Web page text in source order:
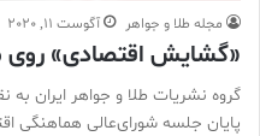
مجله طلا و جواهر آگوست 11, 2020
«گشایش اقتصادی» روی
گروه نشریات طلا و جواهر ایران به
پایان جلسه شورای‌عالی هماهنگی